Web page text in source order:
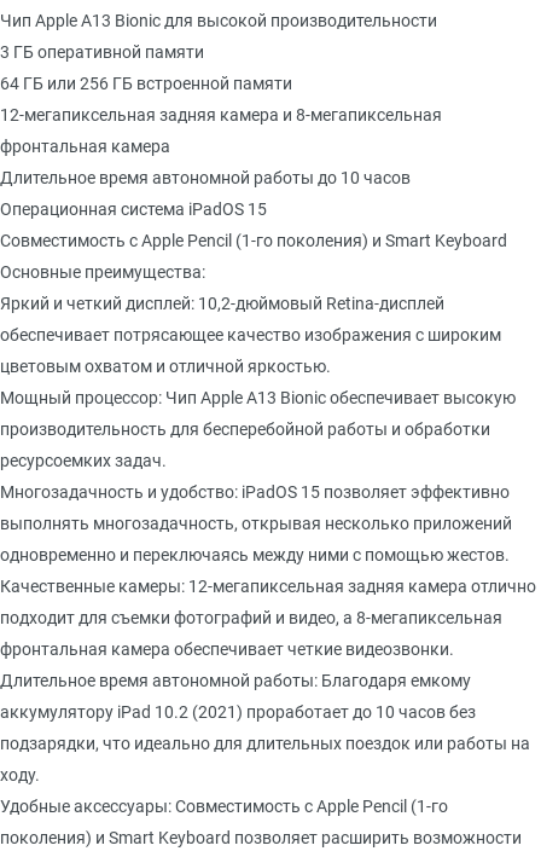
Чип Apple A13 Bionic для высокой производительности
3 ГБ оперативной памяти
64 ГБ или 256 ГБ встроенной памяти
12-мегапиксельная задняя камера и 8-мегапиксельная
фронтальная камера
Длительное время автономной работы до 10 часов
Операционная система iPadOS 15
Совместимость с Apple Pencil (1-го поколения) и Smart Keyboard
Основные преимущества:
Яркий и четкий дисплей: 10,2-дюймовый Retina-дисплей
обеспечивает потрясающее качество изображения с широким
цветовым охватом и отличной яркостью.
Мощный процессор: Чип Apple A13 Bionic обеспечивает высокую
производительность для бесперебойной работы и обработки
ресурсоемких задач.
Многозадачность и удобство: iPadOS 15 позволяет эффективно
выполнять многозадачность, открывая несколько приложений
одновременно и переключаясь между ними с помощью жестов.
Качественные камеры: 12-мегапиксельная задняя камера отлично
подходит для съемки фотографий и видео, а 8-мегапиксельная
фронтальная камера обеспечивает четкие видеозвонки.
Длительное время автономной работы: Благодаря емкому
аккумулятору iPad 10.2 (2021) проработает до 10 часов без
подзарядки, что идеально для длительных поездок или работы на
ходу.
Удобные аксессуары: Совместимость с Apple Pencil (1-го
поколения) и Smart Keyboard позволяет расширить возможности